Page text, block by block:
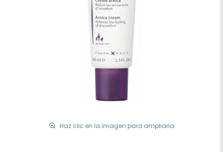
Haz clic en la imagen para ampliarla